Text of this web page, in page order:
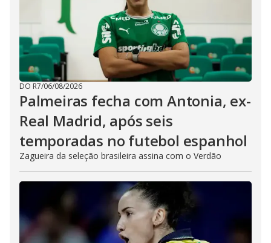
DO R7/06/08/2026
Palmeiras fecha com Antonia, ex-
Real Madrid, após seis
temporadas no futebol espanhol
Zagueira da seleção brasileira assina com o Verdão